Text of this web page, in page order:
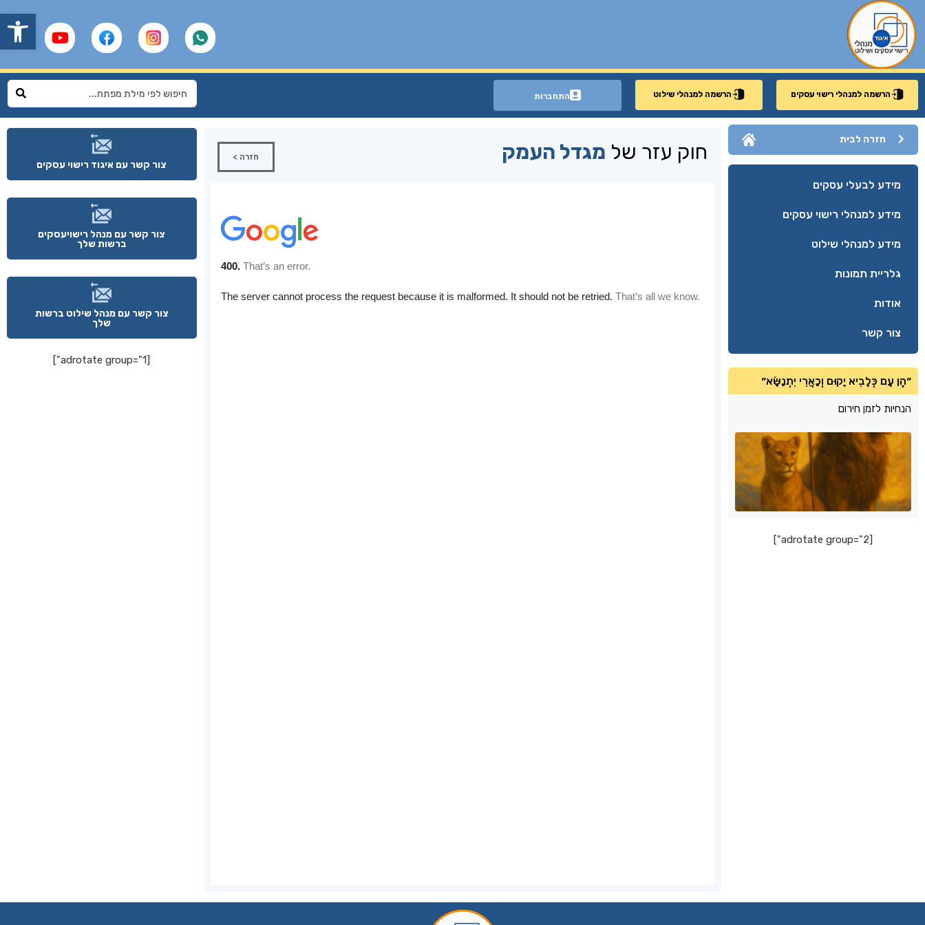
הרשמה למנהלי רישוי עסקים הרשמה למנהלי שילוט התחברות
חזרה לבית
מידע לבעלי עסקים
מידע למנהלי רישוי עסקים
מידע למנהלי שילוט
גלריית תמונות
אודות
צור קשר
״הֶן עָם כְּלָבִיא יָקוּם וְכַאֲרִי יִתְנַשָּׂא״
הנחיות לזמן חירום
[adrotate group="2"]
חוק עזר של מגדל העמק חזרה >
צור קשר עם איגוד רישוי עסקים
צור קשר עם מנהל רישויעסקים
ברשות שלך
צור קשר עם מנהל שילוט ברשות
שלך
[adrotate group="1"]